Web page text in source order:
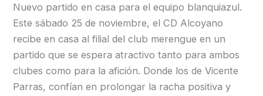
Nuevo partido en casa para el equipo blanquiazul.
Este sábado 25 de noviembre, el CD Alcoyano
recibe en casa al filial del club merengue en un
partido que se espera atractivo tanto para ambos
clubes como para la afición. Donde los de Vicente
Parras, confían en prolongar la racha positiva y